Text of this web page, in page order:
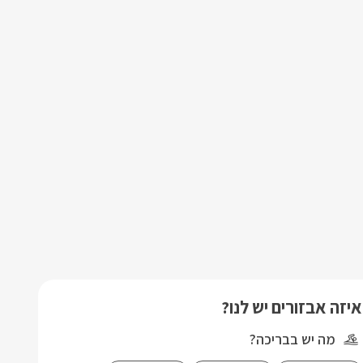
איזה אבזורים יש לנו?
מה יש בבריכה?